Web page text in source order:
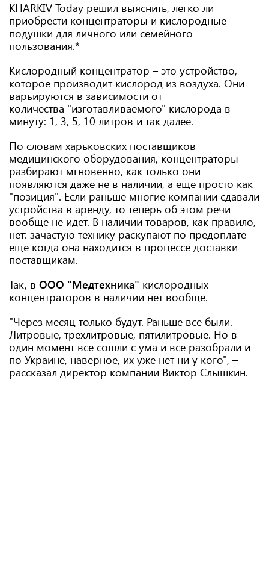
KHARKIV Today решил выяснить, легко ли
приобрести концентраторы и кислородные
подушки для личного или семейного
пользования.*
Кислородный концентратор – это устройство,
которое производит кислород из воздуха. Они
варьируются в зависимости от
количества "изготавливаемого" кислорода в
минуту: 1, 3, 5, 10 литров и так далее.
По словам харьковских поставщиков
медицинского оборудования, концентраторы
разбирают мгновенно, как только они
появляются даже не в наличии, а еще просто как
"позиция". Если раньше многие компании сдавали
устройства в аренду, то теперь об этом речи
вообще не идет. В наличии товаров, как правило,
нет: зачастую технику раскупают по предоплате
еще когда она находится в процессе доставки
поставщикам.
Так, в ООО "Медтехника" кислородных
концентраторов в наличии нет вообще.
"Через месяц только будут. Раньше все были.
Литровые, трехлитровые, пятилитровые. Но в
один момент все сошли с ума и все разобрали и
по Украине, наверное, их уже нет ни у кого", –
рассказал директор компании Виктор Слышкин.